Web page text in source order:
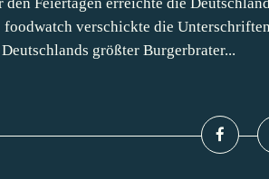
foodwatch verschickte die
größter Burgerbrater...